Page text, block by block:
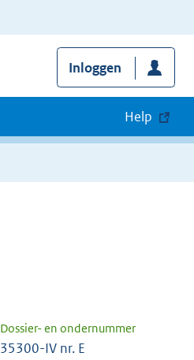
Inloggen
Help
Dossier- en ondernummer
35300-IV nr. E